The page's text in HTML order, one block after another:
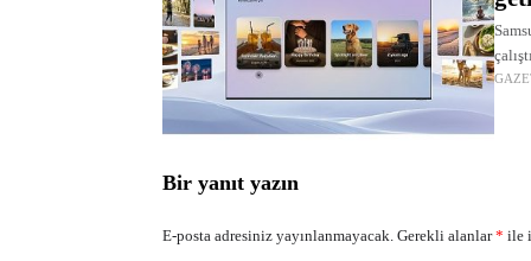
Bir yanıt yazın
E-posta adresiniz yayınlanmayacak. Gerekli alanlar* ile